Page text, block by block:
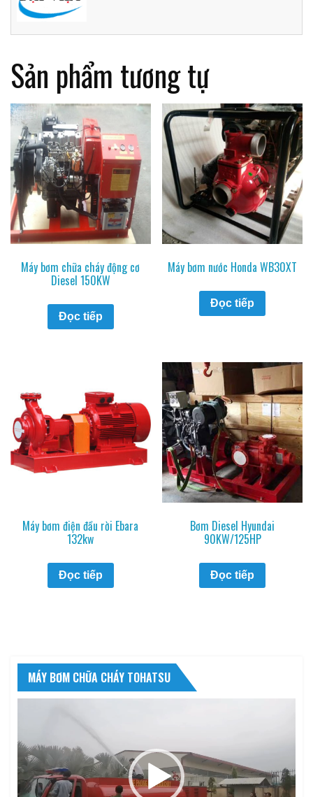
Sản phẩm tương tự
Máy bơm chữa cháy động cơ
Diesel 150KW
Đọc tiếp
Máy bơm nước Honda WB30XT
Đọc tiếp
Máy bơm điện đầu rời Ebara
132kw
Đọc tiếp
Bơm Diesel Hyundai
90KW/125HP
Đọc tiếp
MÁY BƠM CHỮA CHÁY TOHATSU
Video